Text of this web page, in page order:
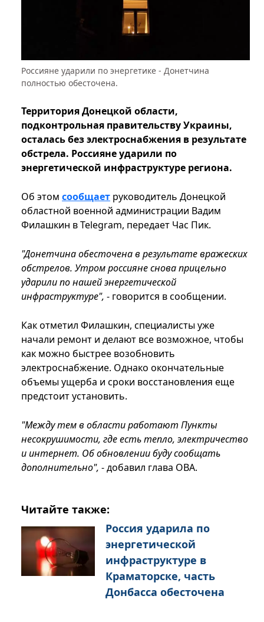
Россияне ударили по энергетике - Донетчина
полностью обесточена.
Территория Донецкой области,
подконтрольная правительству Украины,
осталась без электроснабжения в результате
обстрела. Россияне ударили по
энергетической инфраструктуре региона.
Об этом сообщает руководитель Донецкой
областной военной администрации Вадим
Филашкин в Telegram, передает Час Пик.
"Донетчина обесточена в результате вражеских
обстрелов. Утром россияне снова прицельно
ударили по нашей энергетической
инфраструктуре", - говорится в сообщении.
Как отметил Филашкин, специалисты уже
начали ремонт и делают все возможное, чтобы
как можно быстрее возобновить
электроснабжение. Однако окончательные
объемы ущерба и сроки восстановления еще
предстоит установить.
"Между тем в области работают Пункты
несокрушимости, где есть тепло, электричество
и интернет. Об обновлении буду сообщать
дополнительно", - добавил глава ОВА.
Читайте также:
Россия ударила по
энергетической
инфраструктуре в
Краматорске, часть
Донбасса обесточена